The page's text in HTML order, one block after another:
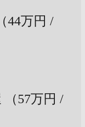
（44万円 /
（57万円 /